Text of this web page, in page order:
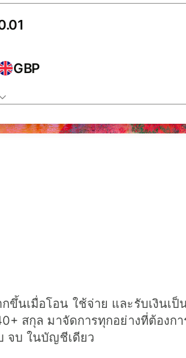
GBP
ขึ้นเมื่อโอน ใช้จ่าย และรับเงินเป็
สกุล มาจัดการทุกอย่างที่ต้องกา
จบ ในบัญชีเดียว